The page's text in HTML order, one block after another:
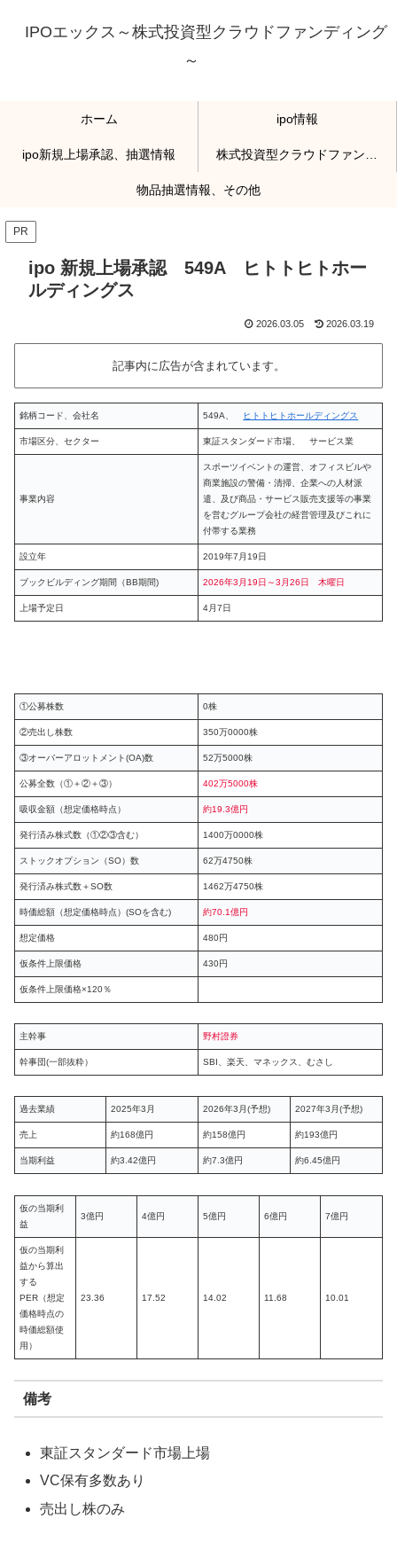
IPOエックス～株式投資型クラウドファンディング
～
ホーム ipo情報
ipo新規上場承認、抽選情報
物品抽選情報、その他
PR
ipo 新規上場承認 549A ヒトトヒトホー
ルディングス
2026.03.05 2026.03.19
記事内に広告が含まれています。
銘柄コード、会社名 549A、 ヒトトヒトホールディングス
市場区分、セクター 東証スタンダード市場、 サービス業
事業内容
スポーツイベントの運営、オフィスビルや
商業施設の警備・清掃、企業への人材派
遣、及び商品・サービス販売支援等の事業
を営むグループ会社の経営管理及びこれに
付帯する業務
設立年 2019年7月19日
ブックビルディング期間（BB期間) 2026年3月19日～3月26日 木曜日
上場予定日 4月7日
①公募株数 0株
②売出し株数 350万0000株
③オーバーアロットメント(OA)数 52万5000株
公募全数（①＋②＋③） 402万5000株
吸収金額（想定価格時点） 約19.3億円
発行済み株式数（①②③含む） 1400万0000株
ストックオプション（SO）数 62万4750株
発行済み株式数＋SO数 1462万4750株
時価総額（想定価格時点）(SOを含む) 約70.1億円
想定価格 480円
仮条件上限価格 430円
仮条件上限価格×120％
主幹事 野村證券
幹事団(一部抜粋） SBI、楽天、マネックス、むさし
過去業績 2025年3月 2026年3月(予想) 2027年3月(予想)
売上 約168億円 約158億円 約193億円
当期利益 約3.42億円 約7.3億円 約6.45億円
仮の当期利
益
3億円 4億円 5億円 6億円 7億円
仮の当期利
益から算出
する
PER（想定
価格時点の
時価総額使
用）
23.36 17.52 14.02 11.68 10.01
備考
東証スタンダード市場上場
VC保有多数あり
売出し株のみ